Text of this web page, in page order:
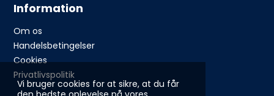
Vi bruger cookies for at sikre, at du får
Information
Om os
Handelsbetingelser
Cookies
Privatlivspolitik